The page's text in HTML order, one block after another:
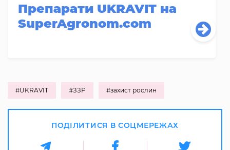
Препарати UKRAVIT на
SuperAgronom.com
#UKRAVIT #ЗЗР #захист рослин
ПОДІЛИТИСЯ В СОЦМЕРЕЖАХ